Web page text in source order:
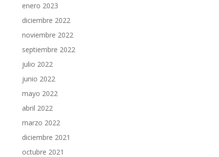
enero 2023
diciembre 2022
noviembre 2022
septiembre 2022
julio 2022
junio 2022
mayo 2022
abril 2022
marzo 2022
diciembre 2021
octubre 2021